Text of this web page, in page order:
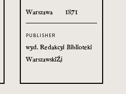
Warszawa 1871
PUBLISHER
wyd. Redakcyi Biblioteki
Warszawskièj